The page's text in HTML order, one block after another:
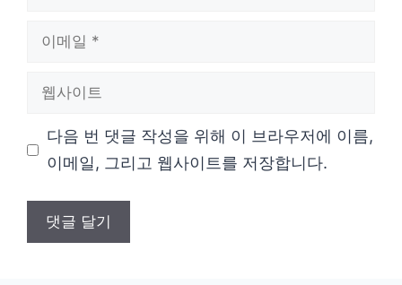
다음 번 댓글 작성을 위해 이 브라우저에 이름,
이메일, 그리고 웹사이트를 저장합니다.